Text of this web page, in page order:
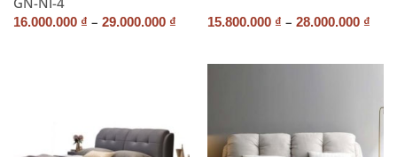
16.000.000 ₫ – 29.000.000 ₫ 15.800.000 ₫ – 28.000.000 ₫